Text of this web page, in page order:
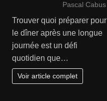
Pascal Cabus
Trouver quoi préparer pour
le dîner après une longue
journée est un défi
quotidien que…
Voir article complet